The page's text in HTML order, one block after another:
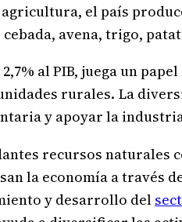
el país
avena, trigo,
al PIB, juega un
rurales. La
y apoyar la
recursos
la economía a través
y desarrollo del